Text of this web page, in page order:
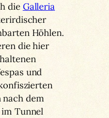
die Galleria
Höhlen.
die hier
und
nach dem
Tunnel